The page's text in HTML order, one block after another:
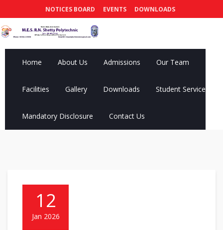
NOTICES BOARD EVENTS DOWNLOADS
Home About Us Admissions Our Team
Facilities Gallery Downloads Student Services
Mandatory Disclosure Contact Us
12
Jan 2026